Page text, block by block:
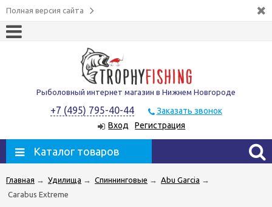
Полная версия сайта
Рыболовный интернет магазин в Нижнем Новгороде
+7 (495) 795-40-44
Заказать звонок
Вход
Регистрация
Каталог товаров
Главная → Удилища → Спиннинговые → Abu Garcia →
Carabus Extreme